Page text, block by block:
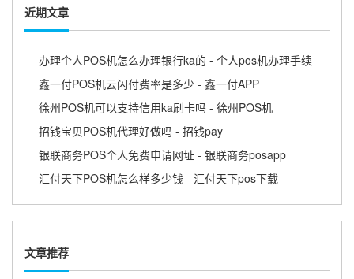
近期文章
办理个人POS机怎么办理银行ka的 - 个人pos机办理手续
鑫一付POS机云闪付费率是多少 - 鑫一付APP
徐州POS机可以支持信用ka刷卡吗 - 徐州POS机
招钱宝贝POS机代理好做吗 - 招钱pay
银联商务POS个人免费申请网址 - 银联商务posapp
汇付天下POS机怎么样多少钱 - 汇付天下pos下载
文章推荐